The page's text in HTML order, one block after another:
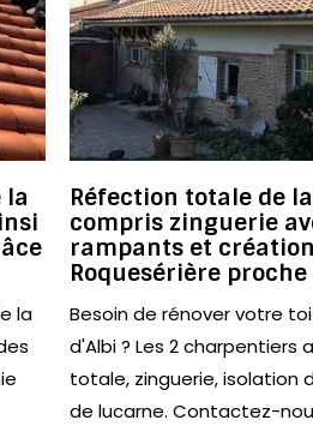
la
la
Réfection totale de
compris zinguerie
rampants et
Roquesérière proche
Besoin de rénover votre
d'Albi ? Les 2 charpentiers
totale, zinguerie, isolation
de lucarne. Contactez-